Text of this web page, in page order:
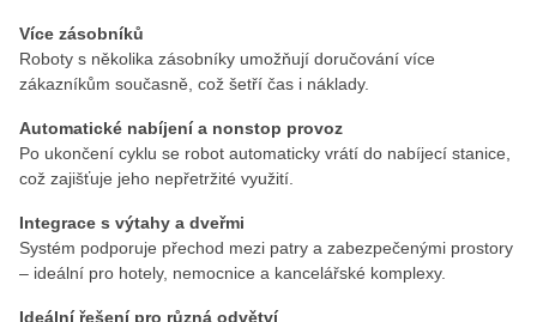
Více zásobníků
Roboty s několika zásobníky umožňují doručování více
zákazníkům současně, což šetří čas i náklady.
Automatické nabíjení a nonstop provoz
Po ukončení cyklu se robot automaticky vrátí do nabíjecí stanice,
což zajišťuje jeho nepřetržité využití.
Integrace s výtahy a dveřmi
Systém podporuje přechod mezi patry a zabezpečenými prostory
– ideální pro hotely, nemocnice a kancelářské komplexy.
Ideální řešení pro různá odvětví